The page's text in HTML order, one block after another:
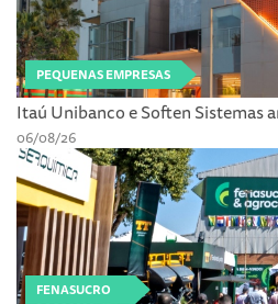
PEQUENAS EMPRESAS
Itaú Unibanco e Soften Sistemas
06/08/26
FENASUCRO